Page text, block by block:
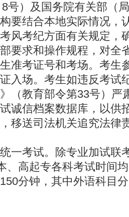
8号）及国务院有关部（
构要结合本地实际情况，
风考纪方面有关规定，
要求和操作规程，对全
准考证号和考场。考生
入场。考生如违反考试
（教育部令第33号）严
诚信档案数据库，以供
移送司法机关追究法律
一考试。除专业加试联
、高起专各科考试时间
分钟，其中外语科目